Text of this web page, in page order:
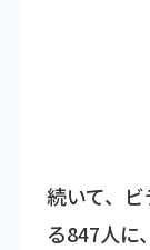
続いて、
る847人に